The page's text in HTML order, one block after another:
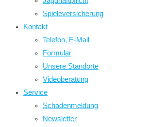
Spieleversicherung
Kontakt
Telefon, E-Mail
Formular
Unsere Standorte
Videoberatung
Service
Schadenmeldung
Newsletter